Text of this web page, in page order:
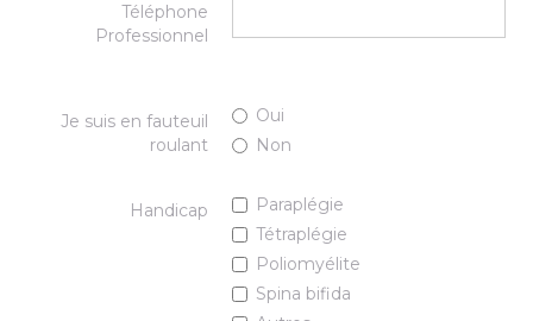
Téléphone
Professionnel
Je suis en fauteuil
roulant
Oui
Non
Handicap
Paraplégie
Tétraplégie
Poliomyélite
Spina bifida